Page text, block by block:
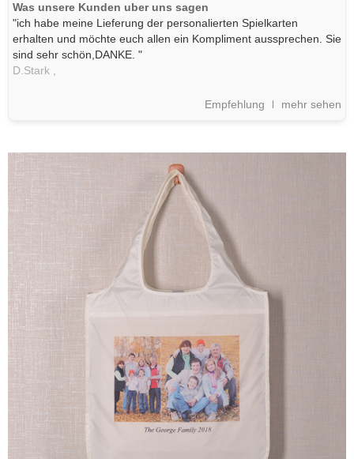
Was unsere Kunden uber uns sagen
"ich habe meine Lieferung der personalierten Spielkarten
erhalten und möchte euch allen ein Kompliment aussprechen. Sie
sind sehr schön,DANKE. "
D.Stark ,
Empfehlung mehr sehen